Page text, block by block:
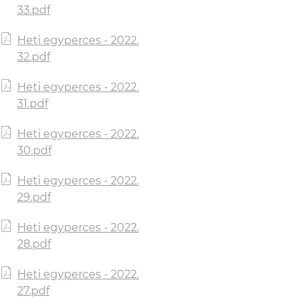
33.pdf
Heti egyperces - 2022.
32.pdf
Heti egyperces - 2022.
31.pdf
Heti egyperces - 2022.
30.pdf
Heti egyperces - 2022.
29.pdf
Heti egyperces - 2022.
28.pdf
Heti egyperces - 2022.
27.pdf